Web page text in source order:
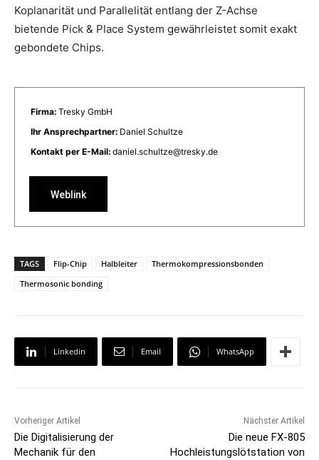
Koplanarität und Parallelität entlang der Z-Achse
bietende Pick & Place System gewährleistet somit exakt
gebondete Chips.
Firma: Tresky GmbH
Ihr Ansprechpartner: Daniel Schultze
Kontakt per E-Mail: daniel.schultze@tresky.de
Weblink
TAGS Flip-Chip Halbleiter
Thermokompressionsbonden
Thermosonic bonding
Linkedin Email WhatsApp
Vorheriger Artikel
Die Digitalisierung der
Mechanik für den
Nächster Artikel
Die neue FX-805
Hochleistungslötstation von